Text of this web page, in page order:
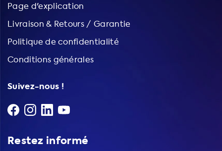
Page d'explication
Livraison & Retours / Garantie
Politique de confidentialité
Conditions générales
Suivez-nous !
Restez informé